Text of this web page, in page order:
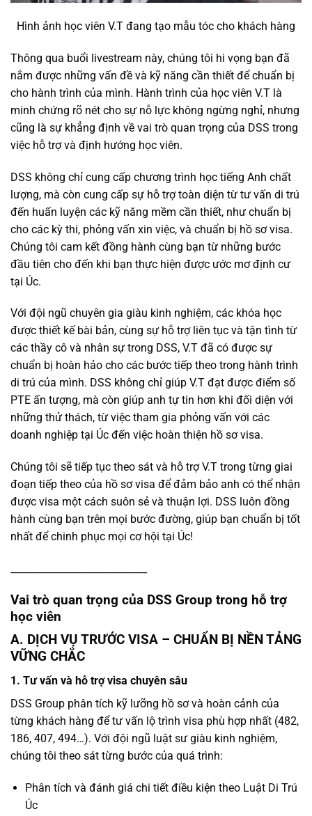
Hình ảnh học viên V.T đang tạo mẫu tóc cho khách hàng
Thông qua buổi livestream này, chúng tôi hi vọng bạn đã
nắm được những vấn đề và kỹ năng cần thiết để chuẩn bị
cho hành trình của mình. Hành trình của học viên V.T là
minh chứng rõ nét cho sự nỗ lực không ngừng nghỉ, nhưng
cũng là sự khẳng định về vai trò quan trọng của DSS trong
việc hỗ trợ và định hướng học viên.
DSS không chỉ cung cấp chương trình học tiếng Anh chất
lượng, mà còn cung cấp sự hỗ trợ toàn diện từ tư vấn di trú
đến huấn luyện các kỹ năng mềm cần thiết, như chuẩn bị
cho các kỳ thi, phỏng vấn xin việc, và chuẩn bị hồ sơ visa.
Chúng tôi cam kết đồng hành cùng bạn từ những bước
đầu tiên cho đến khi bạn thực hiện được ước mơ định cư
tại Úc.
Với đội ngũ chuyên gia giàu kinh nghiệm, các khóa học
được thiết kế bài bản, cùng sự hỗ trợ liên tục và tận tình từ
các thầy cô và nhân sự trong DSS, V.T đã có được sự
chuẩn bị hoàn hảo cho các bước tiếp theo trong hành trình
di trú của mình. DSS không chỉ giúp V.T đạt được điểm số
PTE ấn tượng, mà còn giúp anh tự tin hơn khi đối diện với
những thử thách, từ việc tham gia phỏng vấn với các
doanh nghiệp tại Úc đến việc hoàn thiện hồ sơ visa.
Chúng tôi sẽ tiếp tục theo sát và hỗ trợ V.T trong từng giai
đoạn tiếp theo của hồ sơ visa để đảm bảo anh có thể nhận
được visa một cách suôn sẻ và thuận lợi. DSS luôn đồng
hành cùng bạn trên mọi bước đường, giúp bạn chuẩn bị tốt
nhất để chinh phục mọi cơ hội tại Úc!
Vai trò quan trọng của DSS Group trong hỗ trợ
học viên
A. DỊCH VỤ TRƯỚC VISA – CHUẨN BỊ NỀN TẢNG
VỮNG CHẮC
1. Tư vấn và hỗ trợ visa chuyên sâu
DSS Group phân tích kỹ lưỡng hồ sơ và hoàn cảnh của
từng khách hàng để tư vấn lộ trình visa phù hợp nhất (482,
186, 407, 494…). Với đội ngũ luật sư giàu kinh nghiệm,
chúng tôi theo sát từng bước của quá trình:
Phân tích và đánh giá chi tiết điều kiện theo Luật Di Trú
Úc